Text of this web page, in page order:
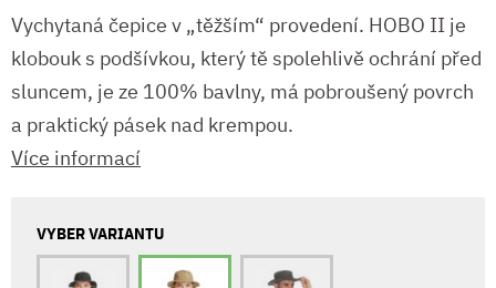
Vychytaná čepice v „těžším“ provedení. HOBO II je
klobouk s podšívkou, který tě spolehlivě ochrání před
sluncem, je ze 100% bavlny, má pobroušený povrch
a praktický pásek nad krempou.
Více informací
VYBER VARIANTU